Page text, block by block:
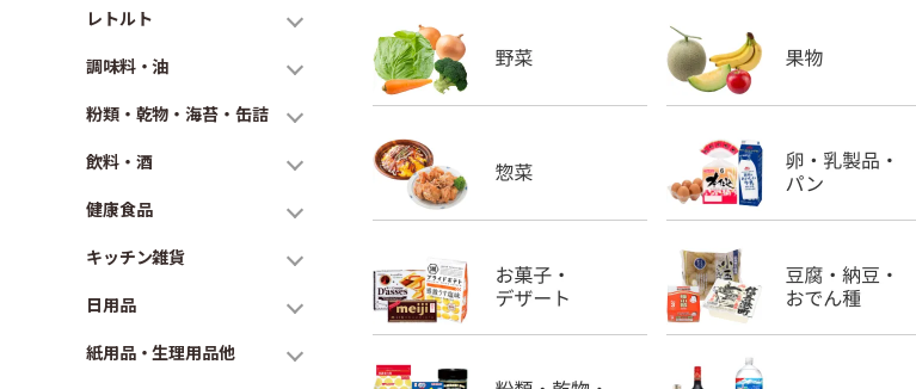
レトルト
調味料・油
粉類・乾物・海苔・缶詰
飲料・酒
健康食品
キッチン雑貨
日用品
紙用品・生理用品他